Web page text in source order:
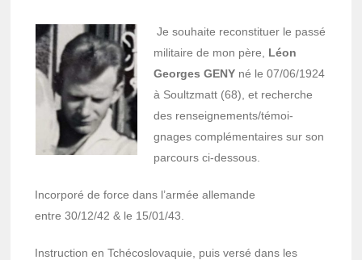
Je souhaite recons­­ti­­tuer le passé
mili­­taire de mon père, Léon
Georges GENY né le 07/06/1924
à Soultz­matt (68), et recherche
des rensei­­gne­­ments/témoi­
gnages complé­­men­­taires sur son
parcours ci-dessous.
Incor­poré de force dans l’ar­mée alle­mande
entre 30/12/42 & le 15/01/43.
Instruc­tion en Tché­co­slo­vaquie, puis versé dans les